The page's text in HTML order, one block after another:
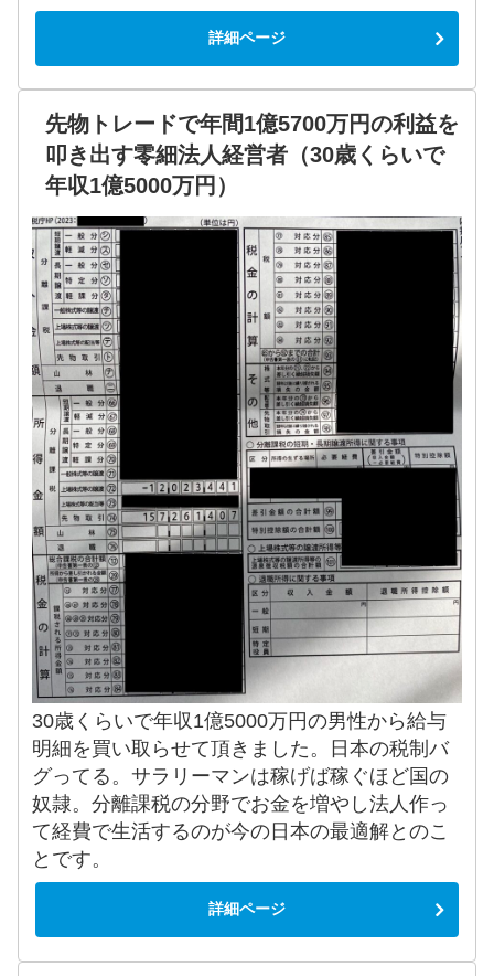
詳細ページ
先物トレードで年間1億5700万円の利益を
叩き出す零細法人経営者（30歳くらいで
年収1億5000万円）
30歳くらいで年収1億5000万円の男性から給与
明細を買い取らせて頂きました。日本の税制バ
グってる。サラリーマンは稼げば稼ぐほど国の
奴隷。分離課税の分野でお金を増やし法人作っ
て経費で生活するのが今の日本の最適解とのこ
とです。
詳細ページ